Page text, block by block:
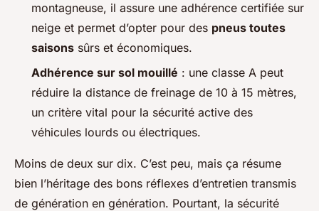
montagneuse, il assure une adhérence certifiée sur
neige et permet d’opter pour des pneus toutes
saisons sûrs et économiques.
Adhérence sur sol mouillé : une classe A peut
réduire la distance de freinage de 10 à 15 mètres,
un critère vital pour la sécurité active des
véhicules lourds ou électriques.
Moins de deux sur dix. C’est peu, mais ça résume
bien l’héritage des bons réflexes d’entretien transmis
de génération en génération. Pourtant, la sécurité